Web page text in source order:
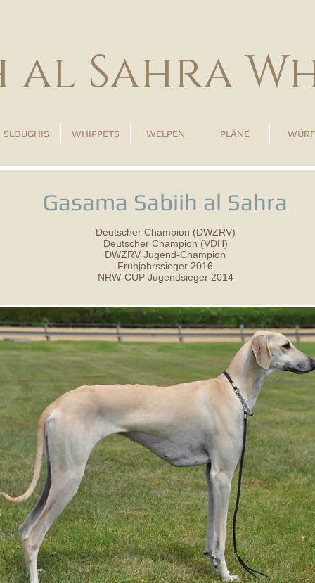
al Sahra
SLOUGHIS WHIPPETS WELPEN PLÄNE
Gasama Sabiih al Sahra
Deutscher Champion (DWZRV)
Deutscher Champion (VDH)
DWZRV Jugend-Champion
Frühjahrssieger 2016
NRW-CUP Jugendsieger 2014